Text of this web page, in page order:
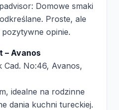
Domowe smaki
Proste, ale
opinie.
– Avanos
Cad. No:46, Avanos,
idealne na rodzinne
dania kuchni tureckiej.